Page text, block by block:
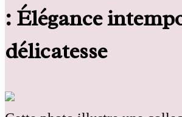
: Élégance
délicatesse